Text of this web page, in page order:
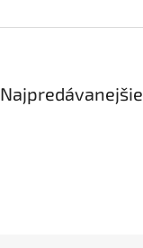
Najpredávanejšie